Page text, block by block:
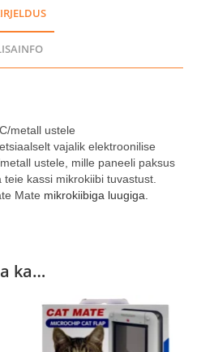
metall ustele
vajalik elektroonilise
ustele, mille paneeli paksus
kassi mikrokiibi tuvastust.
Mate mikrokiibiga luugiga.
ka…